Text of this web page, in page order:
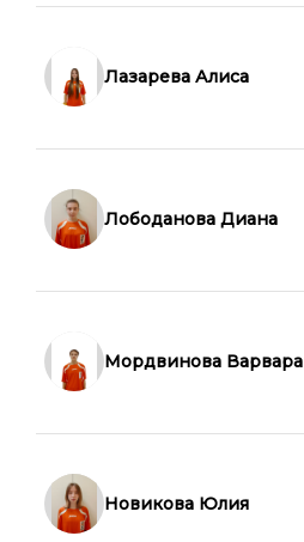
Лазарева Алиса
Лободанова Диана
Мордвинова Варвара
Новикова Юлия